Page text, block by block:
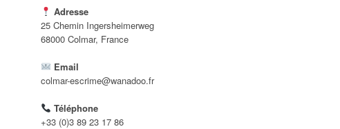
Adresse
25 Chemin Ingersheimerweg
68000 Colmar, France
Email
colmar-escrime@wanadoo.fr
Téléphone
+33 (0)3 89 23 17 86